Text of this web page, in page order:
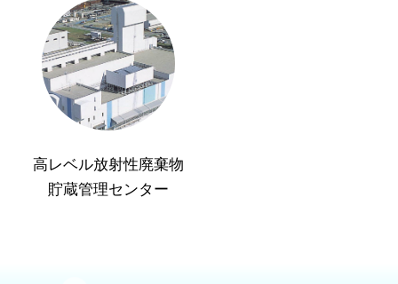
高レベル放射性廃棄物
貯蔵管理センター